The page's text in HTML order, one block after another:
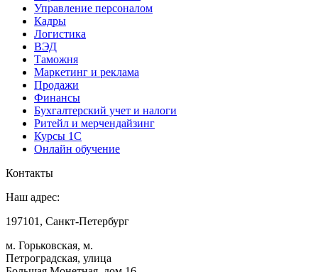
Управление персоналом
Кадры
Логистика
ВЭД
Таможня
Маркетинг и реклама
Продажи
Финансы
Бухгалтерский учет и налоги
Ритейл и мерчендайзинг
Курсы 1С
Онлайн обучение
Контакты
Наш адрес:
197101, Санкт-Петербург
м. Горьковская, м.
Петроградская, улица